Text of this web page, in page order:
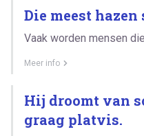
Die meest
Vaak worden mensen
Meer info
Hij droomt van
graag platvis.